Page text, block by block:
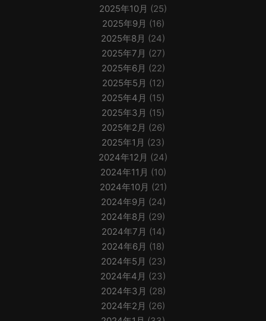
2025年10月 (25)
2025年9月 (16)
2025年8月 (24)
2025年7月 (27)
2025年6月 (22)
2025年5月 (12)
2025年4月 (15)
2025年3月 (15)
2025年2月 (26)
2025年1月 (23)
2024年12月 (24)
2024年11月 (10)
2024年10月 (21)
2024年9月 (24)
2024年8月 (29)
2024年7月 (14)
2024年6月 (18)
2024年5月 (23)
2024年4月 (23)
2024年3月 (28)
2024年2月 (26)